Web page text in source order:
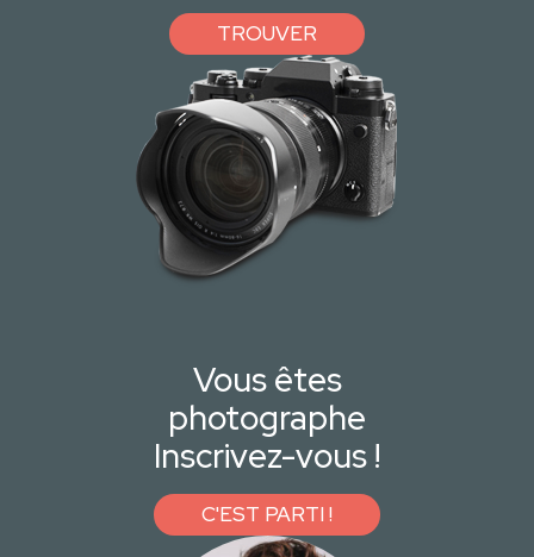
TROUVER
Vous êtes
photographe
Inscrivez-vous !
C'EST PARTI !